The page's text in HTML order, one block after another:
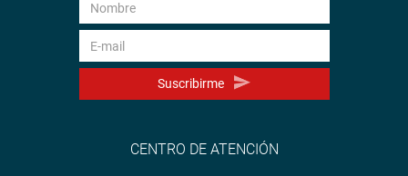
Suscribirme
CENTRO DE ATENCIÓN